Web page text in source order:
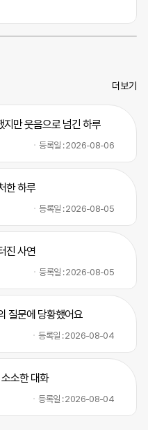
더보기
만 웃음으로 넘긴 하루
등록일 : 2026-08-06
한 하루
등록일 : 2026-08-05
진 사연
등록일 : 2026-08-05
질문에 당황했어요
등록일 : 2026-08-04
소한 대화
등록일 : 2026-08-04